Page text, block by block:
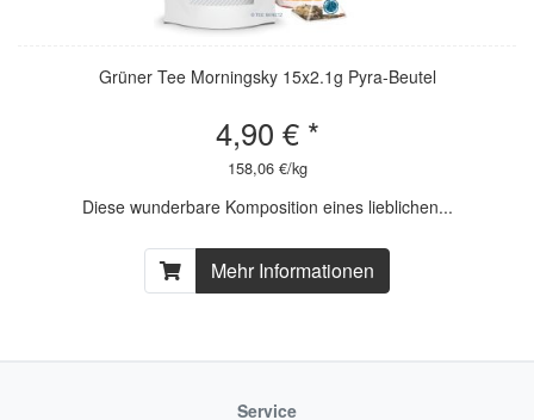
Grüner Tee Morningsky 15x2.1g Pyra-Beutel
4,90 € *
158,06 €/kg
Diese wunderbare Komposition eines lieblichen...
Mehr Informationen
Service